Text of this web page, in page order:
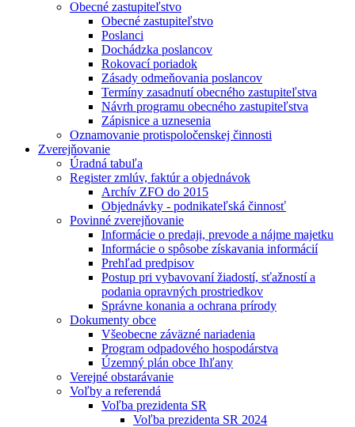
Obecné zastupiteľstvo
Obecné zastupiteľstvo
Poslanci
Dochádzka poslancov
Rokovací poriadok
Zásady odmeňovania poslancov
Termíny zasadnutí obecného zastupiteľstva
Návrh programu obecného zastupiteľstva
Zápisnice a uznesenia
Oznamovanie protispoločenskej činnosti
Zverejňovanie
Úradná tabuľa
Register zmlúv, faktúr a objednávok
Archív ZFO do 2015
Objednávky - podnikateľská činnosť
Povinné zverejňovanie
Informácie o predaji, prevode a nájme majetku
Informácie o spôsobe získavania informácií
Prehľad predpisov
Postup pri vybavovaní žiadostí, sťažností a
podania opravných prostriedkov
Správne konania a ochrana prírody
Dokumenty obce
Všeobecne záväzné nariadenia
Program odpadového hospodárstva
Územný plán obce Ihľany
Verejné obstarávanie
Voľby a referendá
Voľba prezidenta SR
Voľba prezidenta SR 2024